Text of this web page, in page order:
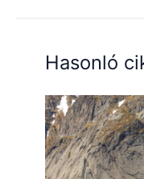
Hasonló